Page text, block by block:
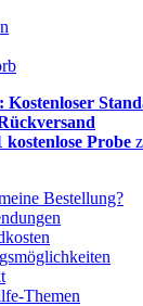
Kostenloser
kostenlose Probe
Bestellung?
Themen